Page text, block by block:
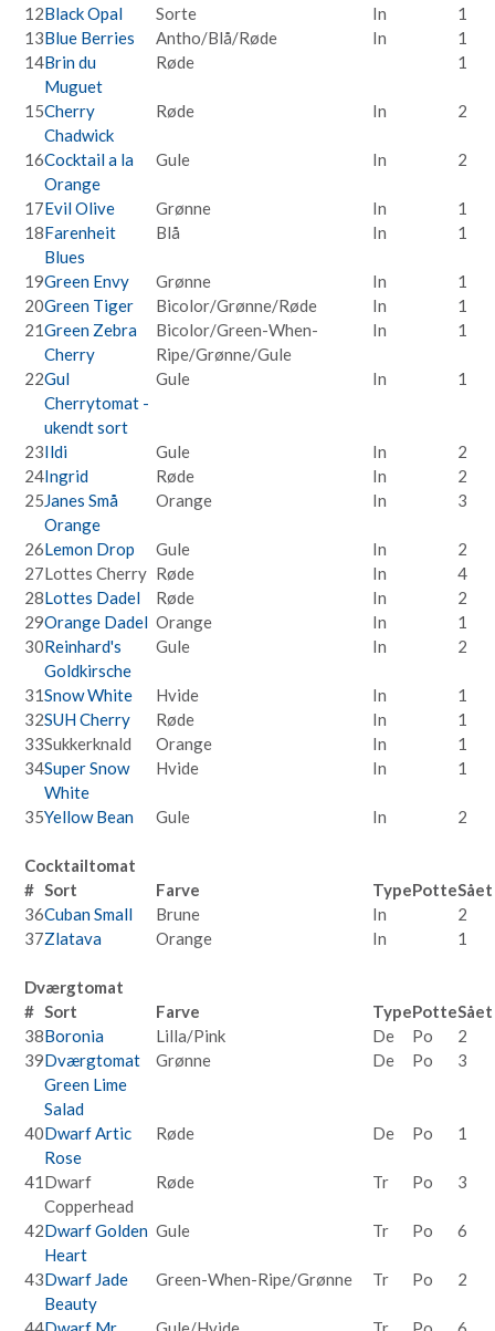
12Black Opal Sorte In
1
13Blue Berries Antho/Blå/Røde In
1
14Brin du
Muguet
Røde 1
15Cherry
Chadwick
Røde In 2
16Cocktail a la
Orange
Gule In 2
17Evil Olive Grønne In
1
18Farenheit
Blues
Blå In 1
19Green Envy Grønne In
1
20Green Tiger Bicolor/Grønne/Røde In
1
21Green Zebra
Cherry
Bicolor/Green-When-
Ripe/Grønne/Gule
In 1
22Gul
Cherrytomat -
ukendt sort
Gule In 1
23Ildi Gule In
2
24Ingrid Røde In
2
25Janes Små
Orange
Orange In 3
26Lemon Drop Gule In
2
27Lottes Cherry Røde In
4
28Lottes Dadel Røde In
2
29Orange Dadel Orange In
1
30Reinhard's
Goldkirsche
Gule In 2
31Snow White Hvide In
1
32SUH Cherry Røde In
1
33Sukkerknald Orange In
1
34Super Snow
White
Hvide In 1
35Yellow Bean Gule In 2
Cocktailtomat
# Sort Farve TypePotteSået
36Cuban Small Brune In
2
37Zlatava Orange In 1
Dværgtomat
# Sort Farve TypePotteSået
38Boronia Lilla/Pink De Po
2
39Dværgtomat
Green Lime
Salad
Grønne De Po 3
40Dwarf Artic
Rose
Røde De Po 1
41Dwarf
Copperhead
Røde Tr Po 3
42Dwarf Golden
Heart
Gule Tr Po 6
43Dwarf Jade
Beauty
Green-When-Ripe/Grønne Tr Po 2